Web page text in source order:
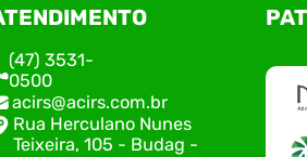
do Alto Vale
14 de agosto
e
dias de
O Polo ACATE-
de Tecnologia
Conexão Tech
tecnologia da
networking,
apresentação de
(47) 3531-
0500
acirs@acirs.com.br
Rua Herculano Nunes
Teixeira, 105 - Budag -